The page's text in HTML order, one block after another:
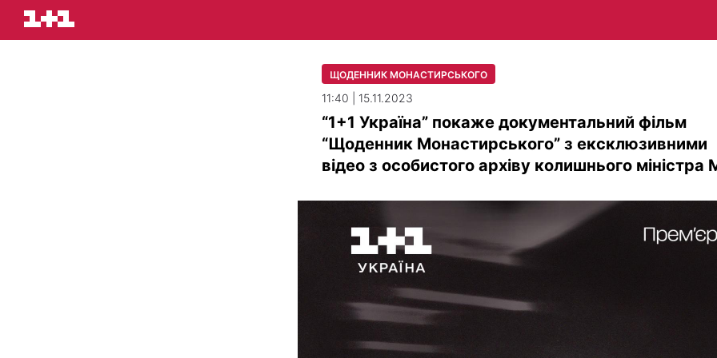
ЩОДЕННИК МОНАСТИРСЬКОГО
11:40 | 15.11.2023
“1+1 Україна” покаже документальний фільм
“Щоденник Монастирського” з ексклюзивними
відео з особистого архіву колишнього міністра